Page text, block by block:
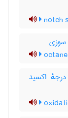
notch
سوزی
اکسید